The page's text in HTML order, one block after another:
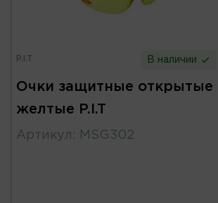
P.I.T В наличии
Очки защитные открытые
желтые P.I.T
Артикул : MSG302